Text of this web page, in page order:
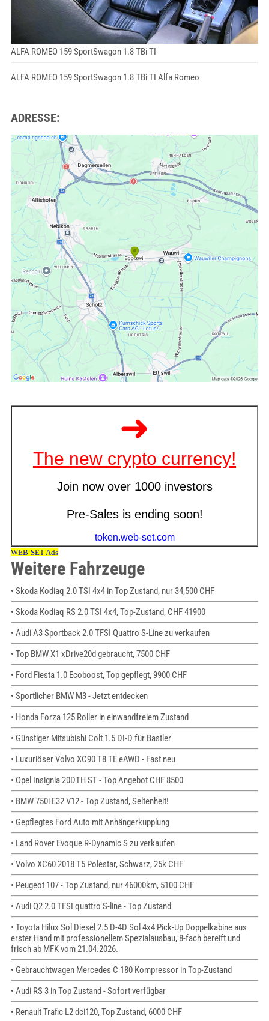
ALFA ROMEO 159 SportSwagon 1.8 TBi TI
ALFA ROMEO 159 SportSwagon 1.8 TBi TI Alfa Romeo
ADRESSE:
Weitere Fahrzeuge
• Skoda Kodiaq 2.0 TSI 4x4 in Top Zustand, nur 34,500 CHF
• Skoda Kodiaq RS 2.0 TSI 4x4, Top-Zustand, CHF 41900
• Audi A3 Sportback 2.0 TFSI Quattro S-Line zu verkaufen
• Top BMW X1 xDrive20d gebraucht, 7500 CHF
• Ford Fiesta 1.0 Ecoboost, Top gepflegt, 9900 CHF
• Sportlicher BMW M3 - Jetzt entdecken
• Honda Forza 125 Roller in einwandfreiem Zustand
• Günstiger Mitsubishi Colt 1.5 DI-D für Bastler
• Luxuriöser Volvo XC90 T8 TE eAWD - Fast neu
• Opel Insignia 20DTH ST - Top Angebot CHF 8500
• BMW 750i E32 V12 - Top Zustand, Seltenheit!
• Gepflegtes Ford Auto mit Anhängerkupplung
• Land Rover Evoque R-Dynamic S zu verkaufen
• Volvo XC60 2018 T5 Polestar, Schwarz, 25k CHF
• Peugeot 107 - Top Zustand, nur 46000km, 5100 CHF
• Audi Q2 2.0 TFSI quattro S-line - Top Zustand
• Toyota Hilux Sol Diesel 2.5 D-4D Sol 4x4 Pick-Up Doppelkabine aus
erster Hand mit professionellem Spezialausbau, 8-fach bereift und
frisch ab MFK vom 21.04.2026.
• Gebrauchtwagen Mercedes C 180 Kompressor in Top-Zustand
• Audi RS 3 in Top Zustand - Sofort verfügbar
• Renault Trafic L2 dci120, Top Zustand, 6000 CHF